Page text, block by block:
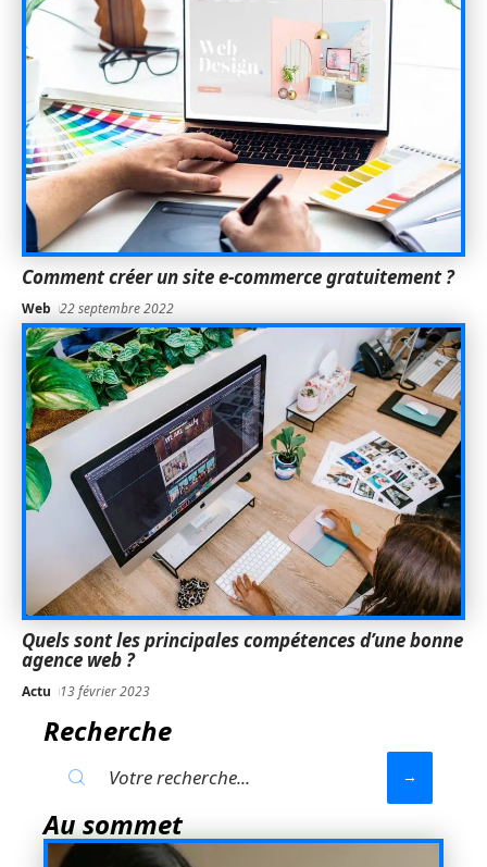
Comment créer un site e-commerce gratuitement ?
Web 22 septembre 2022
Quels sont les principales compétences d’une bonne
agence web ?
Actu 13 février 2023
Recherche
Au sommet